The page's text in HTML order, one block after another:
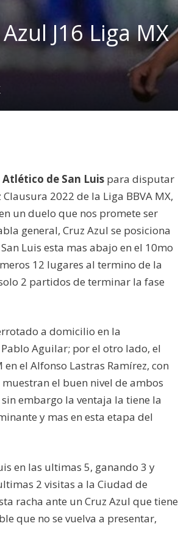
J16 Liga MX
Atlético de San Luis para disputar
2022 de la Liga BBVA MX,
un duelo que nos promete ser
general, Cruz Azul se posiciona
Luis esta mas abajo en el 10mo
12 lugares al termino de la
2 partidos de terminar la fase
a domicilio en la
Aguilar; por el otro lado, el
el Alfonso Lastras Ramírez, con
el buen nivel de ambos
embargo la ventaja la tiene la
y mas en esta etapa del
en las ultimas 5, ganando 3 y
2 visitas a la Ciudad de
racha ante un Cruz Azul que tiene
que no se vuelva a presentar,